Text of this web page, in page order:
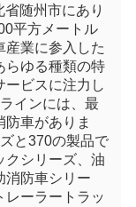
随州市にあり
平方メートル
産業に参入した
らゆる種類の特
ービスに注力し
インには、最
車がありま
と370の製品で
クシリーズ、油
消防車シリー
レーラートラッ